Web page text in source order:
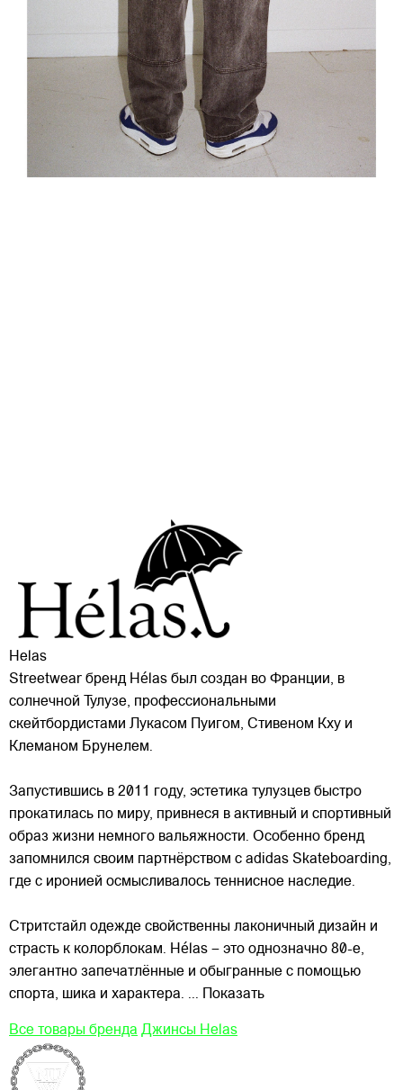
Helas
Streetwear бренд Hélas был создан во Франции, в
солнечной Тулузе, профессиональными
скейтбордистами Лукасом Пуигом, Стивеном Кху и
Клеманом Брунелем.
Запустившись в 2011 году, эстетика тулузцев быстро
прокатилась по миру, привнеся в активный и спортивный
образ жизни немного вальяжности. Особенно бренд
запомнился своим партнёрством с adidas Skateboarding,
где с иронией осмысливалось теннисное наследие.
Стритстайл одежде свойственны лаконичный дизайн и
страсть к колорблокам. Hélas – это однозначно 80-е,
элегантно запечатлённые и обыгранные с помощью
спорта, шика и характера. ... Показать
Все товары бренда Джинсы Helas